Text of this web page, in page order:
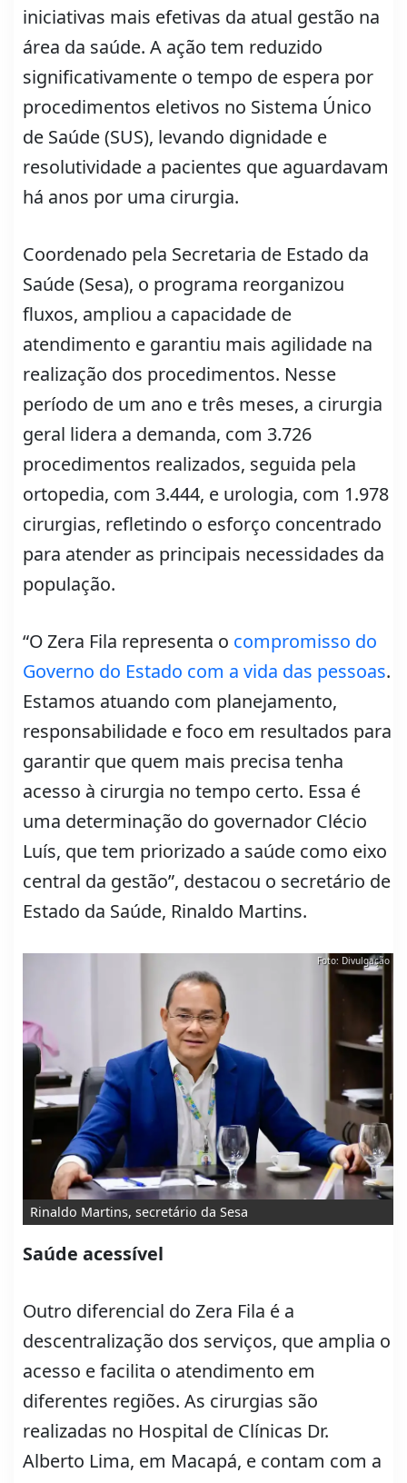
iniciativas mais efetivas da atual gestão na
área da saúde. A ação tem reduzido
significativamente o tempo de espera por
procedimentos eletivos no Sistema Único
de Saúde (SUS), levando dignidade e
resolutividade a pacientes que aguardavam
há anos por uma cirurgia.
Coordenado pela Secretaria de Estado da
Saúde (Sesa), o programa reorganizou
fluxos, ampliou a capacidade de
atendimento e garantiu mais agilidade na
realização dos procedimentos. Nesse
período de um ano e três meses, a cirurgia
geral lidera a demanda, com 3.726
procedimentos realizados, seguida pela
ortopedia, com 3.444, e urologia, com 1.978
cirurgias, refletindo o esforço concentrado
para atender as principais necessidades da
população.
“O Zera Fila representa o compromisso do
Governo do Estado com a vida das pessoas.
Estamos atuando com planejamento,
responsabilidade e foco em resultados para
garantir que quem mais precisa tenha
acesso à cirurgia no tempo certo. Essa é
uma determinação do governador Clécio
Luís, que tem priorizado a saúde como eixo
central da gestão”, destacou o secretário de
Estado da Saúde, Rinaldo Martins.
Rinaldo Martins, secretário da Sesa
Foto: Divulgação
Saúde acessível
Outro diferencial do Zera Fila é a
descentralização dos serviços, que amplia o
acesso e facilita o atendimento em
diferentes regiões. As cirurgias são
realizadas no Hospital de Clínicas Dr.
Alberto Lima, em Macapá, e contam com a